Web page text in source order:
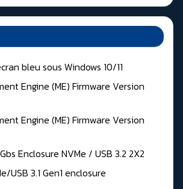
bleu sous Windows 10/11
Engine (ME) Firmware Version
Engine (ME) Firmware Version
Enclosure NVMe / USB 3.2 2X2
USB 3.1 Gen1 enclosure